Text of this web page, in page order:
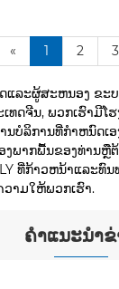
« 1 2 3
ແລະຜູ້ສະຫນອງ ຂະບ
ທດຈີນ, ພວກເຮົາມີໂ
ານບໍລິການທີ່ກໍາຫນົດເ
ງພາກພື້ນຂອງທ່ານຫຼື
ທີ່ກ້າວຫນ້າແລະທົ
າມໃຫ້ພວກເຮົາ.
ຄໍາແນະນໍາຂ່